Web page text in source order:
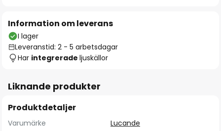
Information om leverans
I lager
Leveranstid: 2 - 5 arbetsdagar
Har integrerade ljuskällor
Liknande produkter
Produktdetaljer
Varumärke
Lucande